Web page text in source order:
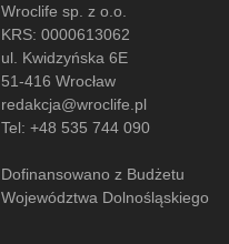
Wroclife sp. z o.o.
KRS: 0000613062
ul. Kwidzyńska 6E
51-416 Wrocław
redakcja@wroclife.pl
Tel: +48 535 744 090
Dofinansowano z Budżetu
Województwa Dolnośląskiego